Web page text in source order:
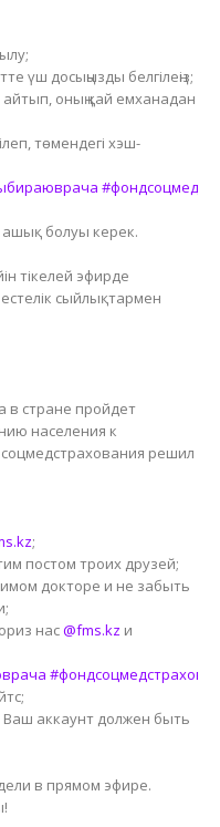
үш досыңызды белгілеңіз;
айтып, оның қай емханадан
төмендегі хэш-
ашық болуы керек.
тікелей эфирде
сыйлықтармен
в стране пройдет
населения к
решил
;
постом троих друзей;
докторе и не забыть
нас@fms.kz и
аккаунт должен быть
в прямом эфире.